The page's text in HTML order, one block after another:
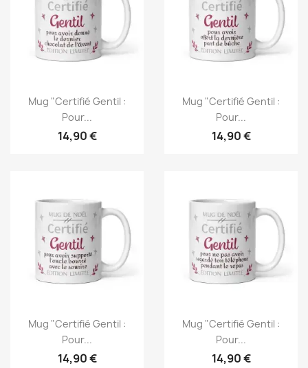
Mug "Certifié Gentil :
Pour...
14,90 €
Mug "Certifié Gentil :
Pour...
14,90 €
Mug "Certifié Gentil :
Pour...
14,90 €
Mug "Certifié Gentil :
Pour...
14,90 €